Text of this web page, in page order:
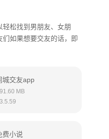
松找到男朋友、女朋
如果想要交友的话，即
城交友app
91.60 MB
3.5.59
费小说